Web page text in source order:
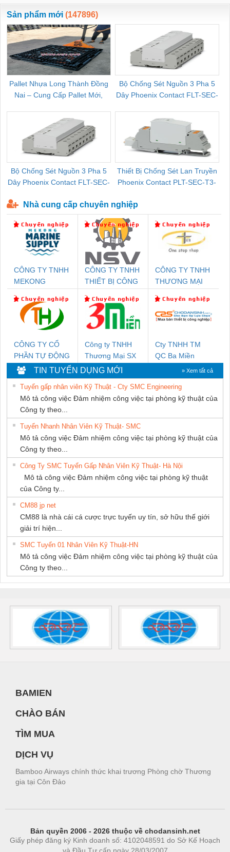
ewara
CHUA CHAY
Sản phẩm mới (147896)
Pallet Nhựa Long Thành Đồng
Nai – Cung Cấp Pallet Mới,
Bộ Chống Sét Nguồn 3 Pha 5
Dây Phoenix Contact FLT-SEC-
Bộ Chống Sét Nguồn 3 Pha 5
Dây Phoenix Contact FLT-SEC-
Thiết Bị Chống Sét Lan Truyền
Phoenix Contact PLT-SEC-T3-
Nhà cung cấp chuyên nghiệp
CÔNG TY TNHH
MEKONG
CÔNG TY TNHH
THIẾT BỊ CÔNG
SETSUBI VIỆT
NAM
CÔNG TY TNHH
THƯƠNG MẠI
NAM
CÔNG TY CỔ
PHẦN TỰ ĐỘNG
TIẾN HƯNG
Công ty TNHH
Thương Mại SX
Ba Miền
Cty TNHH TM
QC Ba Miền
TIN TUYỂN DỤNG MỚI » Xem tất cả
Tuyển gấp nhân viên Kỹ Thuật - Cty SMC Engineering
Mô tả công việc Đảm nhiệm công việc tại phòng kỹ thuật của
Công ty theo...
Tuyển Nhanh Nhân Viên Kỹ Thuật- SMC
Mô tả công việc Đảm nhiệm công việc tại phòng kỹ thuật của
Công ty theo...
Công Ty SMC Tuyển Gấp Nhân Viên Kỹ Thuật- Hà Nội
Mô tả công việc Đảm nhiệm công việc tại phòng kỹ thuật
của Công ty...
CM88 jp net
CM88 là nhà cái cá cược trực tuyến uy tín, sở hữu thế giới
giải trí hiện...
SMC Tuyển 01 Nhân Viên Kỹ Thuật-HN
Mô tả công việc Đảm nhiệm công việc tại phòng kỹ thuật của
Công ty theo...
BAMIEN
CHÀO BÁN
TÌM MUA
DỊCH VỤ
Bamboo Airways chính thức khai trương Phòng chờ Thương
gia tại Côn Đảo
Bản quyền 2006 - 2026 thuộc về chodansinh.net
Giấy phép đăng ký Kinh doanh số: 4102048591 do Sở Kế Hoạch